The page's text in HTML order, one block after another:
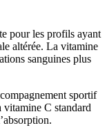
pour les profils ayant
altérée. La vitamine
sanguines plus
sportif
vitamine C standard